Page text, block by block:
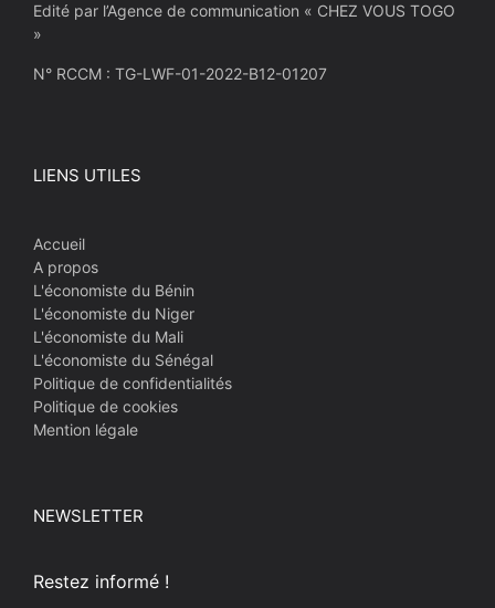
Edité par l’Agence de communication « CHEZ VOUS TOGO
»
N° RCCM : TG-LWF-01-2022-B12-01207
LIENS UTILES
Accueil
A propos
L'économiste du Bénin
L'économiste du Niger
L'économiste du Mali
L'économiste du Sénégal
Politique de confidentialités
Politique de cookies
Mention légale
NEWSLETTER
Restez informé !